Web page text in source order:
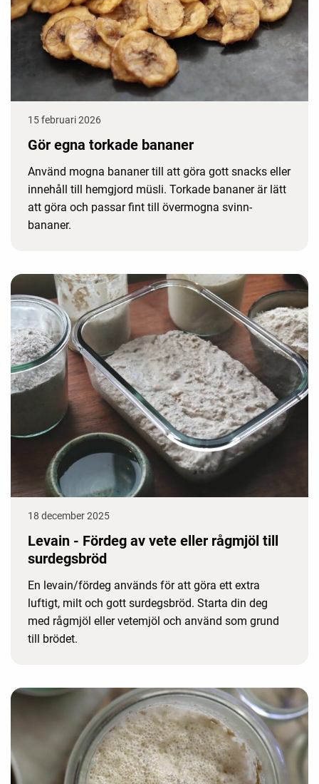
15 februari 2026
Gör egna torkade bananer
Använd mogna bananer till att göra gott snacks eller
innehåll till hemgjord müsli. Torkade bananer är lätt
att göra och passar fint till övermogna svinn-
bananer.
18 december 2025
Levain - Fördeg av vete eller rågmjöl till
surdegsbröd
En levain/fördeg används för att göra ett extra
luftigt, milt och gott surdegsbröd. Starta din deg
med rågmjöl eller vetemjöl och använd som grund
till brödet.